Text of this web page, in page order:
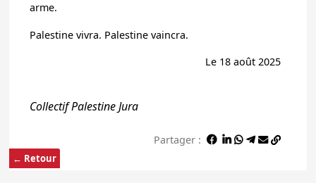
← Retour
arme.
Palestine vivra. Palestine vaincra.
Le 18 août 2025
Collectif Palestine Jura
Partager :